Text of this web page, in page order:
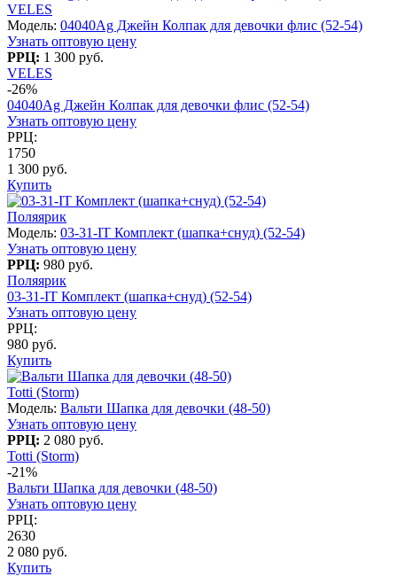
VELES
Модель: 04040Ag Джейн Колпак для девочки флис (52-54)
Узнать оптовую цену
РРЦ: 1 300 руб.
VELES
-26%
04040Ag Джейн Колпак для девочки флис (52-54)
Узнать оптовую цену
РРЦ:
1750
1 300 руб.
Купить
Поляярик
Модель: 03-31-IT Комплект (шапка+снуд) (52-54)
Узнать оптовую цену
РРЦ: 980 руб.
Поляярик
03-31-IT Комплект (шапка+снуд) (52-54)
Узнать оптовую цену
РРЦ:
980 руб.
Купить
Totti (Storm)
Модель: Вальти Шапка для девочки (48-50)
Узнать оптовую цену
РРЦ: 2 080 руб.
Totti (Storm)
-21%
Вальти Шапка для девочки (48-50)
Узнать оптовую цену
РРЦ:
2630
2 080 руб.
Купить